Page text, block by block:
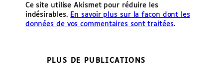
Ce site utilise Akismet pour réduire les
indésirables. En savoir plus sur la façon dont les
données de vos commentaires sont traitées.
PLUS DE PUBLICATIONS